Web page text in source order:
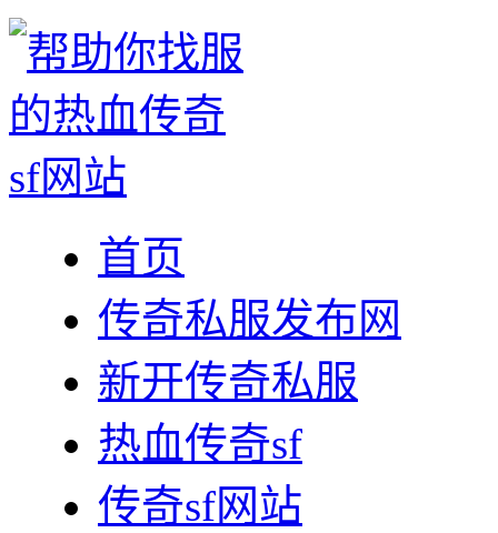
首页
传奇私服发布网
新开传奇私服
热血传奇sf
传奇sf网站